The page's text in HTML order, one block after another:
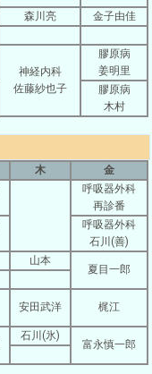
森川亮 金子由佳
神経内科
佐藤紗也子
膠原病
姜明里
膠原病
木村
木 金
呼吸器外科
再診番
呼吸器外科
石川(善)
山本
夏目一郎
安田武洋 梶江
石川(氷)
富永慎一郎